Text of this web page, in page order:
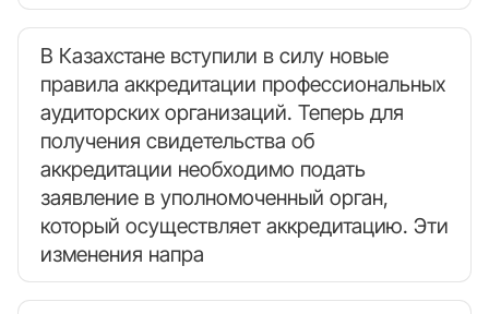
В Казахстане вступили в силу новые
правила аккредитации профессиональных
аудиторских организаций. Теперь для
получения свидетельства об
аккредитации необходимо подать
заявление в уполномоченный орган,
который осуществляет аккредитацию. Эти
изменения напра